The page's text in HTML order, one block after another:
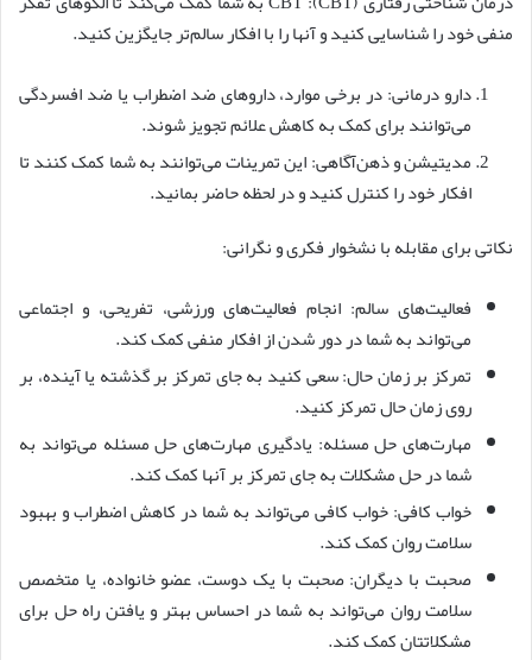
منفی خود را شناسایی کنید و آنها را با افکار سالم‌تر جایگزین کنید.
دارو درمانی: در برخی موارد، داروهای ضد اضطراب یا ضد افسردگی
می‌توانند برای کمک به کاهش علائم تجویز شوند.
مدیتیشن و ذهن‌آگاهی: این تمرینات می‌توانند به شما کمک کنند تا
افکار خود را کنترل کنید و در لحظه حاضر بمانید.
نکاتی برای مقابله با نشخوار فکری و نگرانی:
فعالیت‌های سالم: انجام فعالیت‌های ورزشی، تفریحی، و اجتماعی
می‌تواند به شما در دور شدن از افکار منفی کمک کند.
تمرکز بر زمان حال: سعی کنید به جای تمرکز بر گذشته یا آینده، بر
روی زمان حال تمرکز کنید.
مهارت‌های حل مسئله: یادگیری مهارت‌های حل مسئله می‌تواند به
شما در حل مشکلات به جای تمرکز بر آنها کمک کند.
خواب کافی: خواب کافی می‌تواند به شما در کاهش اضطراب و بهبود
سلامت روان کمک کند.
صحبت با دیگران: صحبت با یک دوست، عضو خانواده، یا متخصص
سلامت روان می‌تواند به شما در احساس بهتر و یافتن راه حل برای
مشکلاتتان کمک کند.